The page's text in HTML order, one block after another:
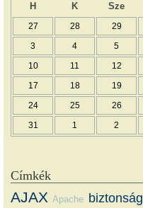
H K Sze
27 28 29
3 4 5
10 11 12
17 18 19
24 25 26
31 1 2
Címkék
AJAX Apache biztonság